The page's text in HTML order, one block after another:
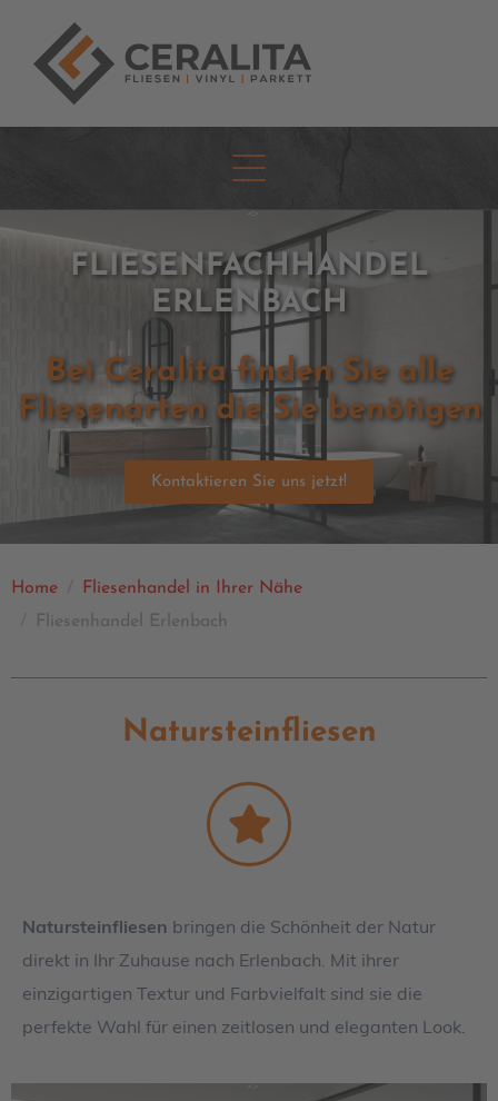
FLIESENFACHHANDEL
ERLENBACH
Bei Ceralita finden Sie alle
Fliesenarten die Sie benötigen
Kontaktieren Sie uns jetzt!
Home
Fliesenhandel in Ihrer Nähe
Fliesenhandel Erlenbach
Natursteinfliesen
Natursteinfliesen bringen die Schönheit der Natur
direkt in Ihr Zuhause nach Erlenbach. Mit ihrer
einzigartigen Textur und Farbvielfalt sind sie die
perfekte Wahl für einen zeitlosen und eleganten Look.